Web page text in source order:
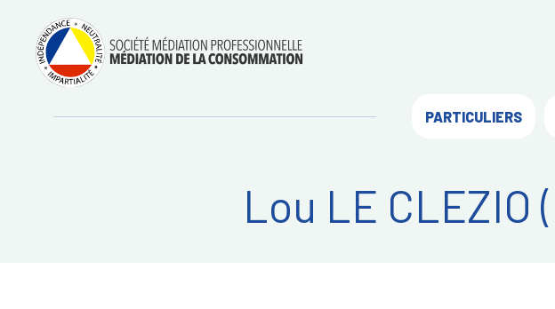
contenu
Régler les litiges
entre
consommateurs et
professionnels avec
la médiation de la
PARTICULIERS
Lou LE CLEZIO